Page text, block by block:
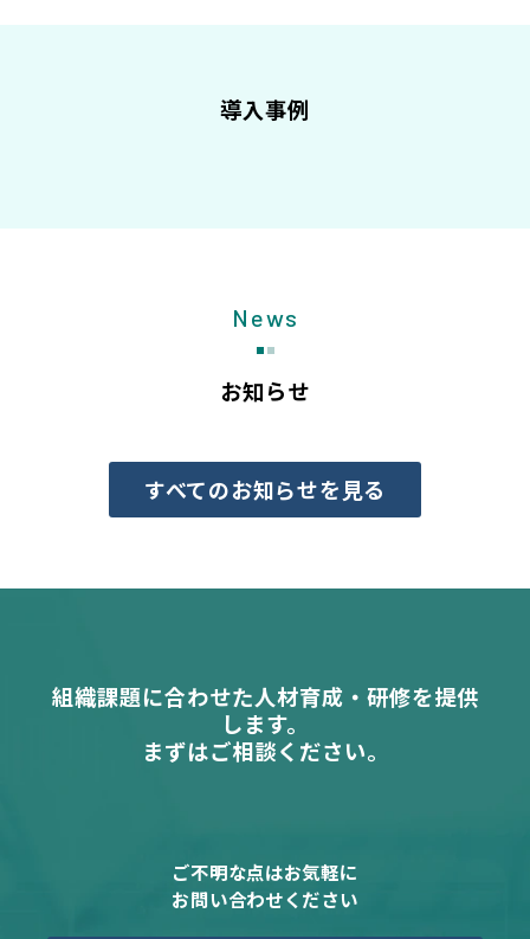
導入事例
News
お知らせ
すべてのお知らせを見る
組織課題に合わせた人材育成・研修を提供
します。
まずはご相談ください。
ご不明な点はお気軽に
お問い合わせください